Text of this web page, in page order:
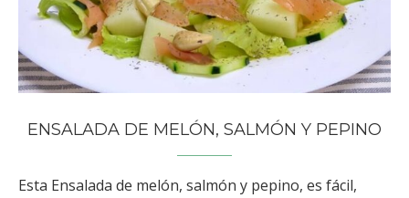
ENSALADA DE MELÓN, SALMÓN Y PEPINO
Esta Ensalada de melón, salmón y pepino, es fácil,